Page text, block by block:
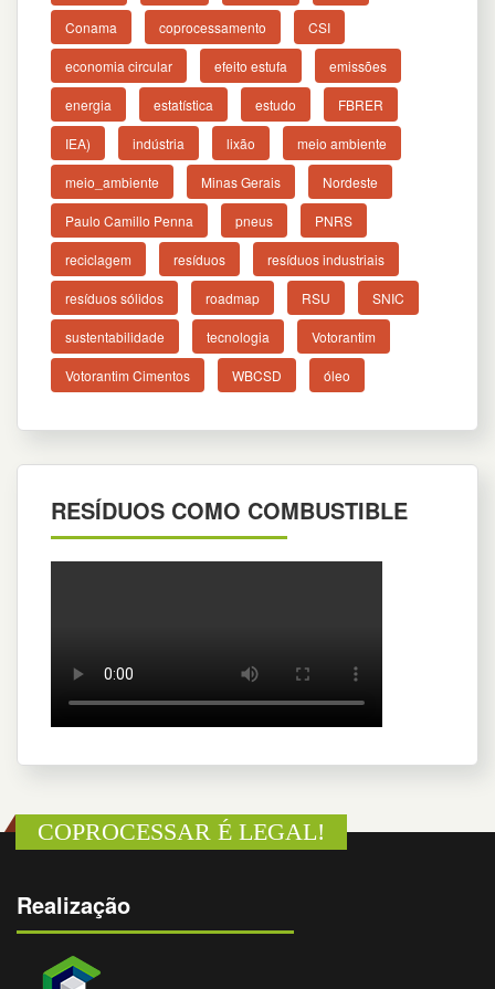
Conama coprocessamento CSI
economia circular efeito estufa emissões
energia estatística estudo FBRER
IEA) indústria lixão meio ambiente
meio_ambiente Minas Gerais Nordeste
Paulo Camillo Penna pneus PNRS
reciclagem resíduos resíduos industriais
resíduos sólidos roadmap RSU SNIC
sustentabilidade tecnologia Votorantim
Votorantim Cimentos WBCSD óleo
RESÍDUOS COMO COMBUSTIBLE
COPROCESSAR É LEGAL!
Realização